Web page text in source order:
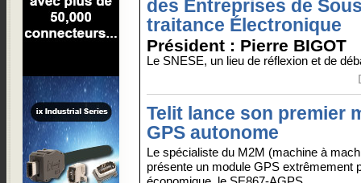
des Entreprises de
traitance Électronique
Président : Pierre BIGOT
Le SNESE, un lieu de réflexion et de
Telit lance son premier
GPS autonome
Le spécialiste du M2M (machine à
présente un module GPS extrêmement